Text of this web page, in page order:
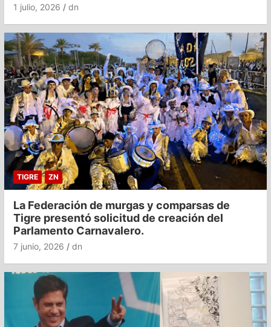
1 julio, 2026 dn
TIGRE ZN
La Federación de murgas y comparsas de
Tigre presentó solicitud de creación del
Parlamento Carnavalero.
7 junio, 2026 dn